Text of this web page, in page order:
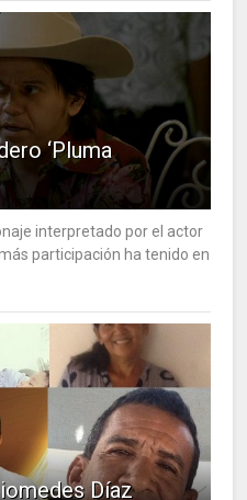
‘Pluma
interpretado por el actor
participación ha tenido en
Díaz